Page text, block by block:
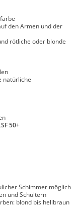
den Armen und der
rötliche oder blonde
natürliche
50+
Schimmer möglich
und Schultern
blond bis hellbraun